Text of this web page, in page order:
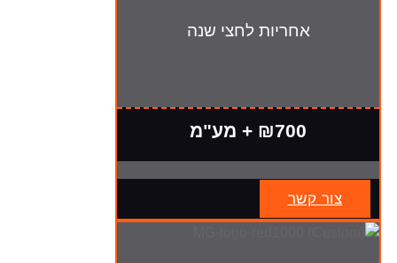
אחריות לחצי שנה
₪700 + מע"מ
צור קשר